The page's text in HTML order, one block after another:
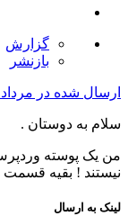
گزارش
بازنشر
ارسال شده در مرداد 93
سلام به دوستان .
من یک پوسته
نیستند ! بقیه
لینک به ارسال